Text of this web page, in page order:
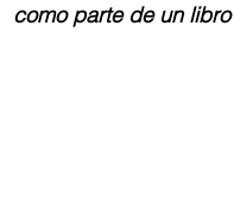
  como parte de un libro